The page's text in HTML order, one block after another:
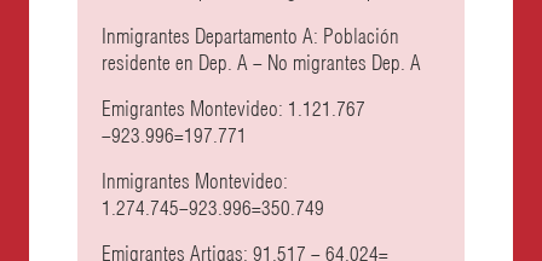
Inmigrantes Departamento A: Población
residente en Dep. A − No migrantes Dep. A
Emigrantes Montevideo: 1.121.767
−923.996=197.771
Inmigrantes Montevideo:
1.274.745−923.996=350.749
Emigrantes Artigas: 91.517 − 64.024=